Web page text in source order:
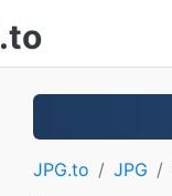
.to
JPG.to JPG